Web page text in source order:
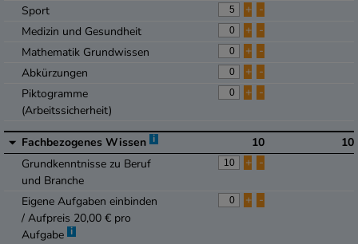
Sport
+ -
Medizin und Gesundheit
+ -
Mathematik Grundwissen
+ -
Abkürzungen
+ -
Piktogramme
(Arbeitssicherheit)
+ -
Fachbezogenes Wissen i 10
10
Grundkenntnisse zu Beruf
und Branche
+ -
Eigene Aufgaben einbinden
/ Aufpreis 20,00 € pro
Aufgabe i
+ -